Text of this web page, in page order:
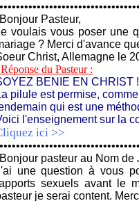
Bonjour Pasteur,
voulais vous poser une
? Merci d'avance
Christ, Allemagne le
du Pasteur :
BENIE EN CHRIST !
pilule est permise,
qui est une
l'enseignement sur la
ici >>
Bonjour pasteur au Nom de
une question à vous
sexuels avant le
je serai content.